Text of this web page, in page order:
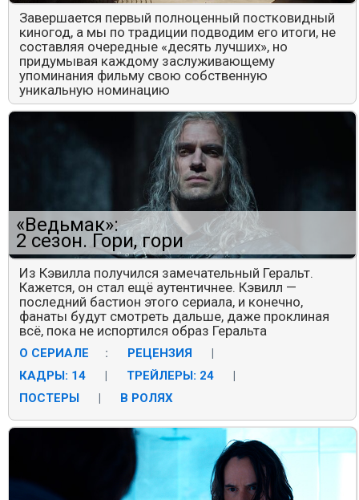
Завершается первый полноценный постковидный
киногод, а мы по традиции подводим его итоги, не
составляя очередные «десять лучших», но
придумывая каждому заслуживающему
упоминания фильму свою собственную
уникальную номинацию
«Ведьмак»:
2 сезон. Гори, гори
Из Кэвилла получился замечательный Геральт.
Кажется, он стал ещё аутентичнее. Кэвилл —
последний бастион этого сериала, и конечно,
фанаты будут смотреть дальше, даже проклиная
всё, пока не испортился образ Геральта
О СЕРИАЛЕ : РЕЦЕНЗИЯ
|
КАДРЫ: 14
| ТРЕЙЛЕРЫ: 24
|
ПОСТЕРЫ
| В РОЛЯХ